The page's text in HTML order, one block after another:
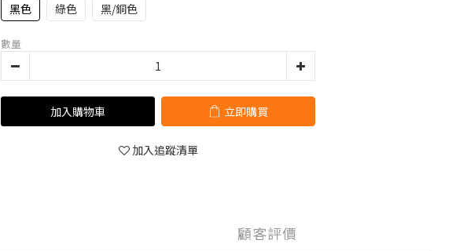
黑色 綠色 黑/銅色
數量
加入購物車 立即購買
加入追蹤清單
顧客評價